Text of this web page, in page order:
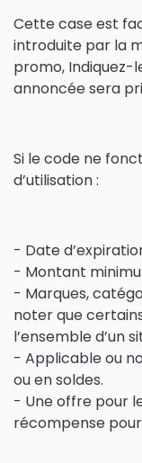
Cette case est
introduite par la
promo, Indiquez-
annoncée sera
Si le code ne
d’utilisation :
- Date
- Montant
- Marques,
noter que
l’ensemble d’un
- Applicable ou
ou en soldes.
- Une offre pour
récompense